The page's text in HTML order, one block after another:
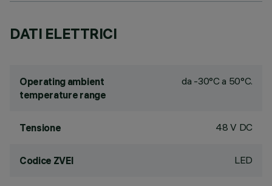
DATI ELETTRICI
Operating ambient
temperature range
da -30°C a 50°C.
Tensione 48 V DC
Codice ZVEI LED